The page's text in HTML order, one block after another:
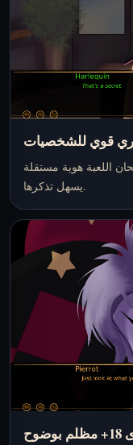
قوي للشخصيات
اللعبة هوية مستقلة
يسهل تذكرها.